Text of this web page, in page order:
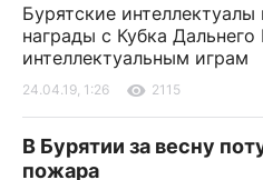
Бурятские интеллектуалы
награды с Кубка
интеллектуальным играм
24.04.19, 1:26 2115
В Бурятии за весну
пожара